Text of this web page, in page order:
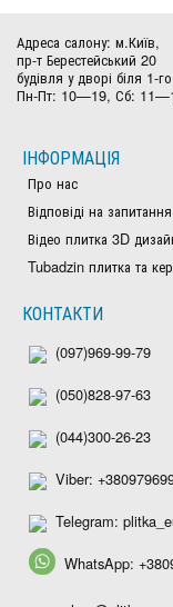
Адреса салону: м.Київ,
пр-т Берестейський 20
будівля у дворі біля 1-го
Пн-Пт: 10—19, Сб:
ІНФОРМАЦІЯ
Про нас
Відповіді на запитання
Відео плитка 3D
Tubadzin плитка та
КОНТАКТИ
(097)969-99-79
(050)828-97-63
(044)300-26-23
Viber:
Telegram:
WhatsApp: